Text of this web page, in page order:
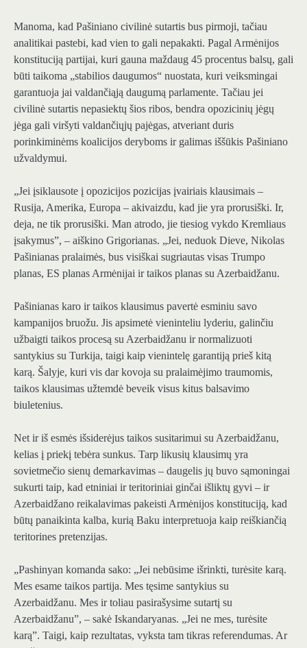
Manoma, kad Pašiniano civilinė sutartis bus pirmoji, tačiau
analitikai pastebi, kad vien to gali nepakakti. Pagal Armėnijos
konstituciją partijai, kuri gauna maždaug 45 procentus balsų, gali
būti taikoma „stabilios daugumos“ nuostata, kuri veiksmingai
garantuoja jai valdančiąją daugumą parlamente. Tačiau jei
civilinė sutartis nepasiektų šios ribos, bendra opozicinių jėgų
jėga gali viršyti valdančiųjų pajėgas, atveriant duris
porinkiminėms koalicijos deryboms ir galimas iššūkis Pašiniano
užvaldymui.
„Jei įsiklausote į opozicijos pozicijas įvairiais klausimais –
Rusija, Amerika, Europa – akivaizdu, kad jie yra prorusiški. Ir,
deja, ne tik prorusiški. Man atrodo, jie tiesiog vykdo Kremliaus
įsakymus”, – aiškino Grigorianas. „Jei, neduok Dieve, Nikolas
Pašinianas pralaimės, bus visiškai sugriautas visas Trumpo
planas, ES planas Armėnijai ir taikos planas su Azerbaidžanu.
Pašinianas karo ir taikos klausimus pavertė esminiu savo
kampanijos bruožu. Jis apsimetė vieninteliu lyderiu, galinčiu
užbaigti taikos procesą su Azerbaidžanu ir normalizuoti
santykius su Turkija, taigi kaip vienintelę garantiją prieš kitą
karą. Šalyje, kuri vis dar kovoja su pralaimėjimo traumomis,
taikos klausimas užtemdė beveik visus kitus balsavimo
biuletenius.
Net ir iš esmės išsiderėjus taikos susitarimui su Azerbaidžanu,
kelias į priekį tebėra sunkus. Tarp likusių klausimų yra
sovietmečio sienų demarkavimas – daugelis jų buvo sąmoningai
sukurti taip, kad etniniai ir teritoriniai ginčai išliktų gyvi – ir
Azerbaidžano reikalavimas pakeisti Armėnijos konstituciją, kad
būtų panaikinta kalba, kurią Baku interpretuoja kaip reiškiančią
teritorines pretenzijas.
„Pashinyan komanda sako: „Jei nebūsime išrinkti, turėsite karą.
Mes esame taikos partija. Mes tęsime santykius su
Azerbaidžanu. Mes ir toliau pasirašysime sutartį su
Azerbaidžanu”, – sakė Iskandaryanas. „Jei ne mes, turėsite
karą”. Taigi, kaip rezultatas, vyksta tam tikras referendumas. Ar